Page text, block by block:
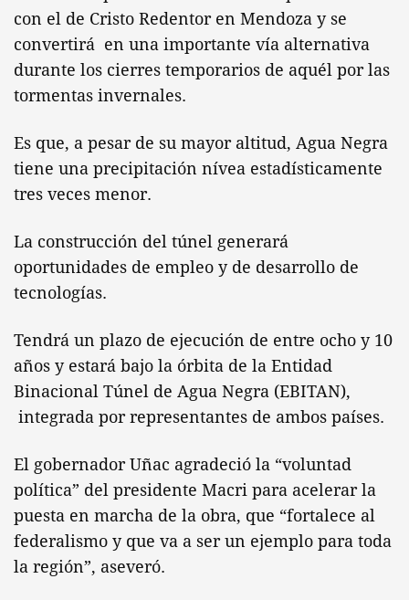
con el de Cristo Redentor en Mendoza y se
convertirá en una importante vía alternativa
durante los cierres temporarios de aquél por las
tormentas invernales.
Es que, a pesar de su mayor altitud, Agua Negra
tiene una precipitación nívea estadísticamente
tres veces menor.
La construcción del túnel generará
oportunidades de empleo y de desarrollo de
tecnologías.
Tendrá un plazo de ejecución de entre ocho y 10
años y estará bajo la órbita de la Entidad
Binacional Túnel de Agua Negra (EBITAN),
integrada por representantes de ambos países.
El gobernador Uñac agradeció la “voluntad
política” del presidente Macri para acelerar la
puesta en marcha de la obra, que “fortalece al
federalismo y que va a ser un ejemplo para toda
la región”, aseveró.